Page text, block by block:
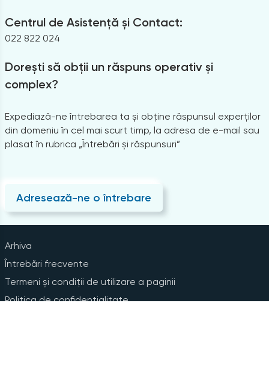
Centrul de Asistență și Contact:
022 822 024
Dorești să obții un răspuns operativ și
complex?
Expediază-ne întrebarea ta și obține răspunsul experților
din domeniu în cel mai scurt timp, la adresa de e-mail sau
plasat în rubrica „Întrebări și răspunsuri”
Adresează-ne o întrebare
Arhiva
Întrebări frecvente
Termeni și condiții de utilizare a paginii
Politica de confidențialitate